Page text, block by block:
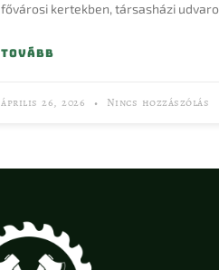
fővárosi kertekben, társasházi
TOVÁBB
április 26, 2026 Nincs hozzászólás